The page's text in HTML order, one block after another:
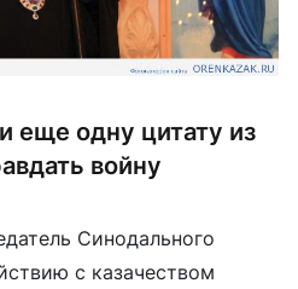
еще одну цитату из
войну
Синодального
с казачеством